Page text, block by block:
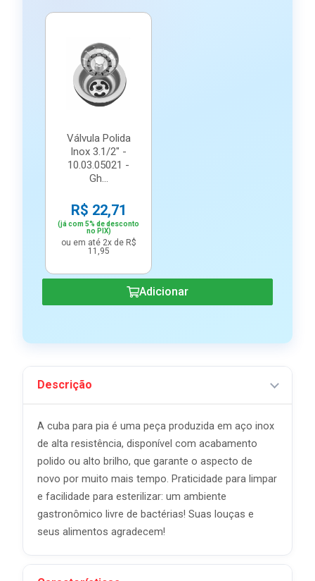
Válvula Polida
Inox 3.1/2" -
10.03.05021 -
Gh...
R$ 22,71
(já com 5% de desconto
no PIX)
ou em até 2x de R$
11,95
Adicionar
Descrição
A cuba para pia é uma peça produzida em aço inox
de alta resistência, disponível com acabamento
polido ou alto brilho, que garante o aspecto de
novo por muito mais tempo. Praticidade para limpar
e facilidade para esterilizar: um ambiente
gastronômico livre de bactérias! Suas louças e
seus alimentos agradecem!